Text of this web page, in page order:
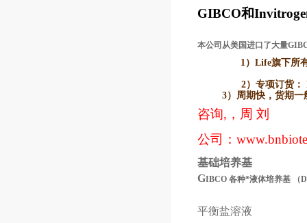
GIBCO和
本公司从美国进口了大量
1）Life旗下所
2） 专项订货：
3） 周期快，货期一
咨询,，周 刘
公司：
基础培养基
GIBCO 各种*液体培养基 （
平衡盐溶液